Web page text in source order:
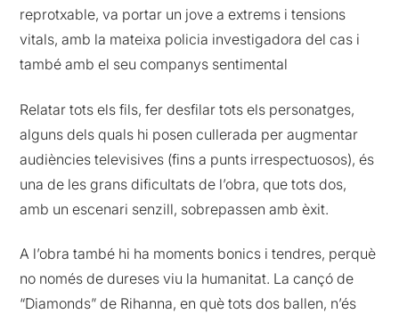
reprotxable, va portar un jove a extrems i tensions
vitals, amb la mateixa policia investigadora del cas i
també amb el seu companys sentimental
Relatar tots els fils, fer desfilar tots els personatges,
alguns dels quals hi posen cullerada per augmentar
audiències televisives (fins a punts irrespectuosos), és
una de les grans dificultats de l’obra, que tots dos,
amb un escenari senzill, sobrepassen amb èxit.
A l’obra també hi ha moments bonics i tendres, perquè
no només de dureses viu la humanitat. La cançó de
“Diamonds” de Rihanna, en què tots dos ballen, n’és